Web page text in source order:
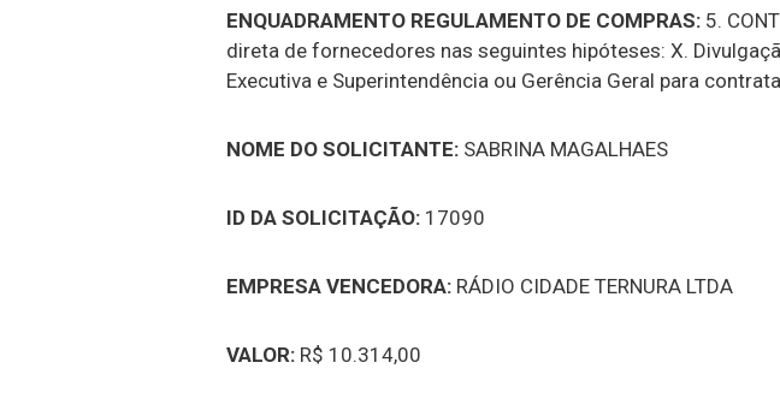
ENQUADRAMENTO REGULAMENTO DE COMPRAS: 5.
direta de fornecedores nas seguintes hipóteses: X.
Executiva e Superintendência ou Gerência Geral para
NOME DO SOLICITANTE: SABRINA MAGALHAES
ID DA SOLICITAÇÃO: 17090
EMPRESA VENCEDORA: RÁDIO CIDADE TERNURA LTDA
VALOR: R$ 10.314,00